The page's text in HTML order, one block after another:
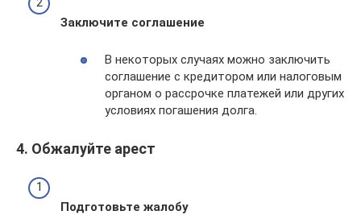
Заключите соглашение
В некоторых случаях можно заключить
соглашение с кредитором или налоговым
органом о рассрочке платежей или других
условиях погашения долга.
4. Обжалуйте арест
Подготовьте жалобу